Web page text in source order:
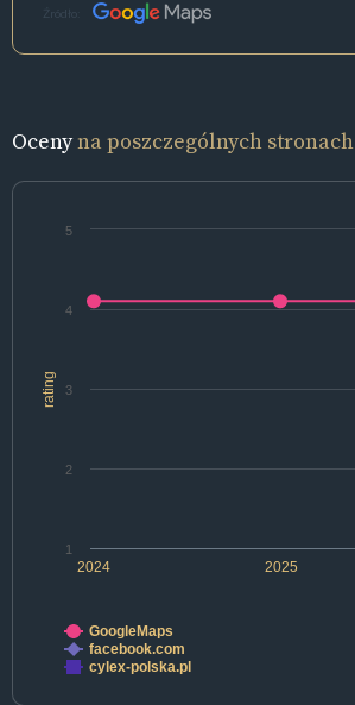
Źródło:
Ocenyna poszczególnych stronach
rating
2024 2025
1
2
3
4
5
GoogleMaps
facebook.com
cylex-polska.pl